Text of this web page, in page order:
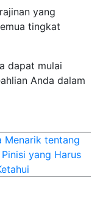
yang
tingkat
dapat mulai
Anda dalam
Menarik tentang
Pinisi yang Harus